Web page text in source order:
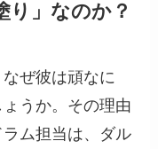
り」なのか？
ぜ彼は頑なに
ょうか。その理由
ム担当は、ダル